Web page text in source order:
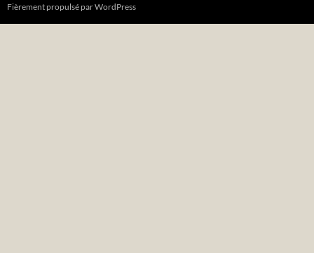
Fièrement propulsé par WordPress